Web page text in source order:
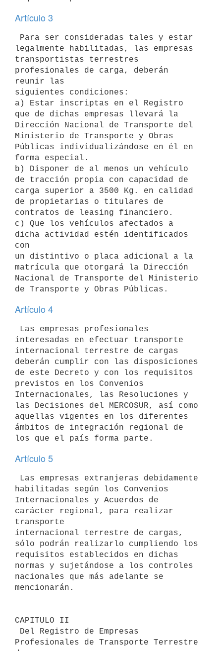
Artículo 3
legalmente habilitadas, las empresas
transportistas terrestres
profesionales de carga, deberán
reunir las
siguientes condiciones:
a) Estar inscriptas en el Registro
que de dichas empresas llevará la
Dirección Nacional de Transporte del
Ministerio de Transporte y Obras
Públicas individualizándose en él en
forma especial.
b) Disponer de al menos un vehículo
de tracción propia con capacidad de
carga superior a 3500 Kg. en calidad
de propietarias o titulares de
contratos de leasing financiero.
c) Que los vehículos afectados a
dicha actividad estén identificados
con
un distintivo o placa adicional a la
matrícula que otorgará la Dirección
Nacional de Transporte del Ministerio
Artículo 4
interesadas en efectuar transporte
internacional terrestre de cargas
deberán cumplir con las disposiciones
de este Decreto y con los requisitos
previstos en los Convenios
Internacionales, las Resoluciones y
las Decisiones del MERCOSUR, así como
aquellas vigentes en los diferentes
ámbitos de integración regional de
Artículo 5
habilitadas según los Convenios
Internacionales y Acuerdos de
carácter regional, para realizar
transporte
internacional terrestre de cargas,
sólo podrán realizarlo cumpliendo los
requisitos establecidos en dichas
normas y sujetándose a los controles
nacionales que más adelante se
mencionarán.
CAPITULO II
Profesionales de Transporte Terrestre